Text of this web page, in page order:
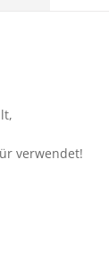
verwendet!